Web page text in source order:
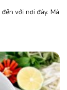
với nơi đây. Mà